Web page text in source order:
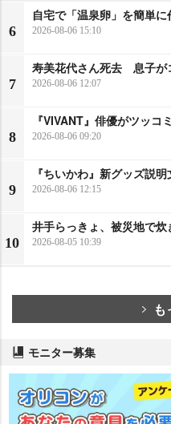
6
自宅で「温泉卵」を簡単に
2026-08-06 15:10
7
寿美花代さん死去 息子が
2026-08-06 12:07
8
『VIVANT』俳優がツッコ
2026-08-06 09:20
9
『ちいかわ』新グッズ説
2026-08-06 12:15
10
井手らっきょ、被災地で炊
2026-08-05 10:39
モニター募集